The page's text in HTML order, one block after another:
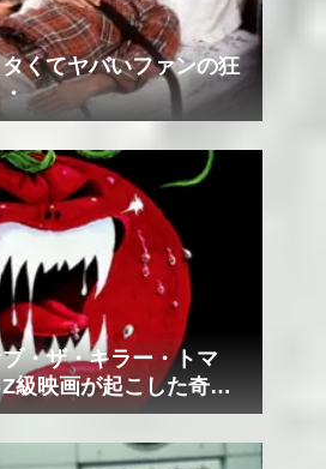
くてヤバいファンの狂
・ザ・キラー・トマ
級映画が起こした奇跡